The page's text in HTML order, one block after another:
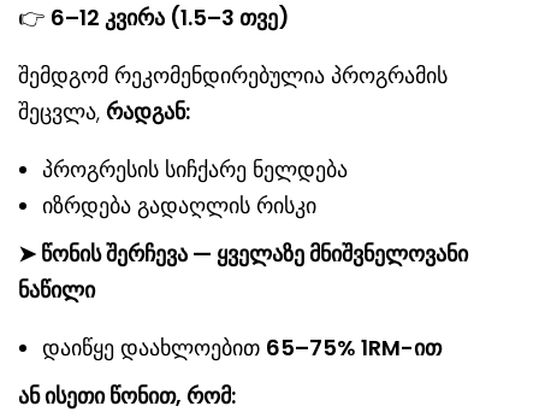
👉 6–12 კვირა (1.5–3 თვე)
შემდგომ რეკომენდირებულია პროგრამის
შეცვლა, რადგან:
პროგრესის სიჩქარე ნელდება
იზრდება გადაღლის რისკი
➤ წონის შერჩევა — ყველაზე მნიშვნელოვანი
ნაწილი
დაიწყე დაახლოებით 65–75% 1RM-ით
ან ისეთი წონით, რომ: